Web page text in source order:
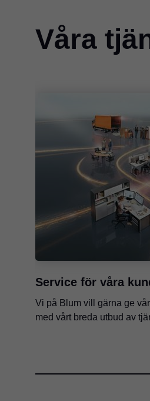
Våra
Service för våra
Vi på Blum vill gärna ge
med vårt breda utbud av